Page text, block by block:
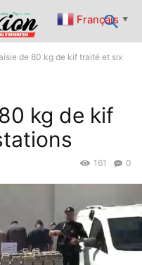
de 80 kg de kif traité et six
kg de kif
0
161
Français ▼